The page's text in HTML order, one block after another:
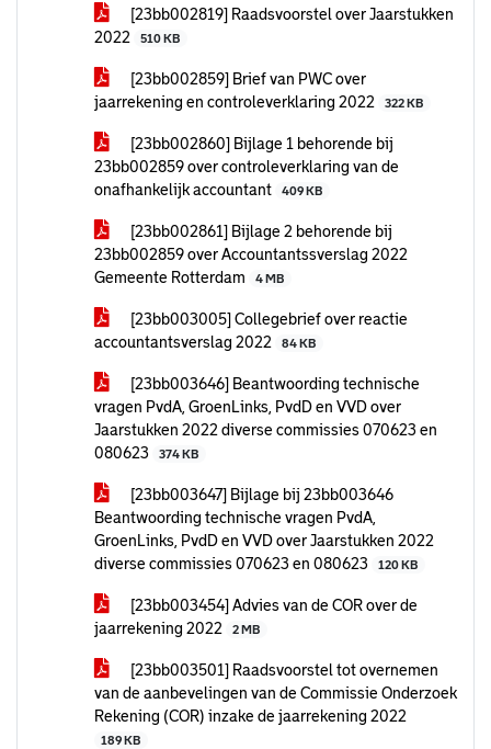
[23bb002819] Raadsvoorstel over Jaarstukken
2022
510 KB
[23bb002859] Brief van PWC over
jaarrekening en controleverklaring 2022
322 KB
[23bb002860] Bijlage 1 behorende bij
23bb002859 over controleverklaring van de
onafhankelijk accountant
409 KB
[23bb002861] Bijlage 2 behorende bij
23bb002859 over Accountantssverslag 2022
Gemeente Rotterdam
4 MB
[23bb003005] Collegebrief over reactie
accountantsverslag 2022
84 KB
[23bb003646] Beantwoording technische
vragen PvdA, GroenLinks, PvdD en VVD over
Jaarstukken 2022 diverse commissies 070623 en
080623
374 KB
[23bb003647] Bijlage bij 23bb003646
Beantwoording technische vragen PvdA,
GroenLinks, PvdD en VVD over Jaarstukken 2022
diverse commissies 070623 en 080623
120 KB
[23bb003454] Advies van de COR over de
jaarrekening 2022
2 MB
[23bb003501] Raadsvoorstel tot overnemen
van de aanbevelingen van de Commissie Onderzoek
Rekening (COR) inzake de jaarrekening 2022
189 KB